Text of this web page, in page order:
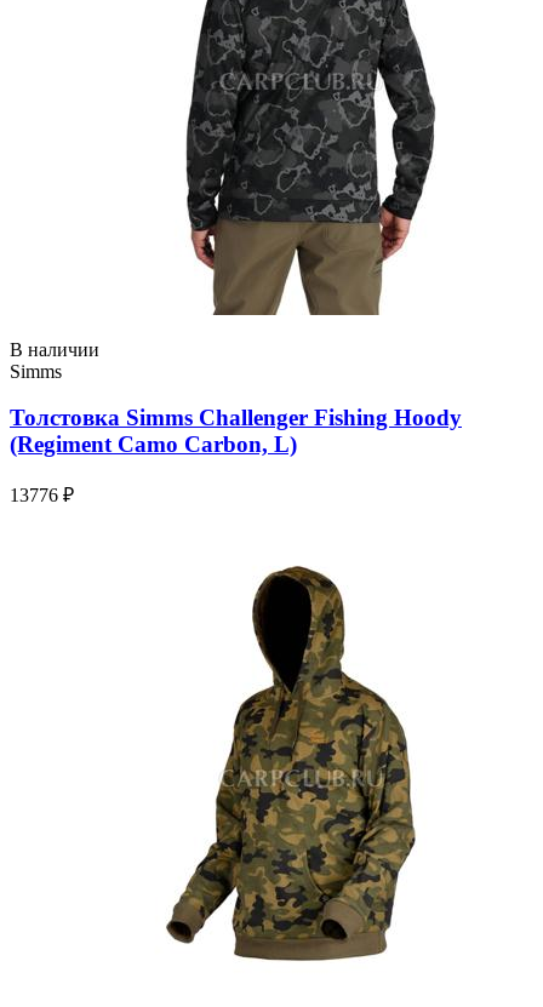
В наличии
Simms
Толстовка Simms Challenger Fishing Hoody
(Regiment Camo Carbon, L)
13776 ₽